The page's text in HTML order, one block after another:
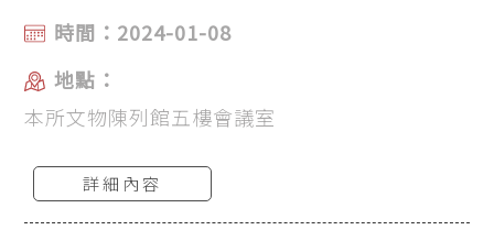
時間：2024-01-08
地點：
本所文物陳列館五樓會議室
詳細內容